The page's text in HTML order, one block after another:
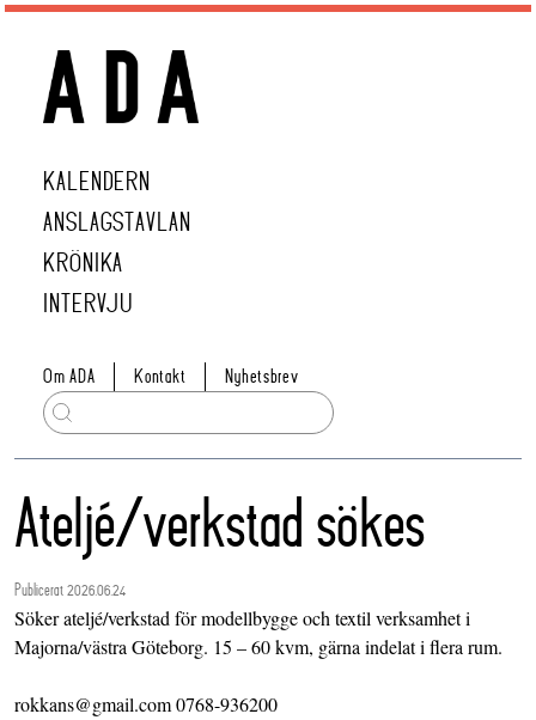
KALENDERN
ANSLAGSTAVLAN
KRÖNIKA
INTERVJU
Om ADA Kontakt Nyhetsbrev
Ateljé/verkstad sökes
Publicerat 2026.06.24
Söker ateljé/verkstad för modellbygge och textil verksamhet i
Majorna/västra Göteborg. 15 – 60 kvm, gärna indelat i flera rum.
rokkans@gmail.com 0768-936200